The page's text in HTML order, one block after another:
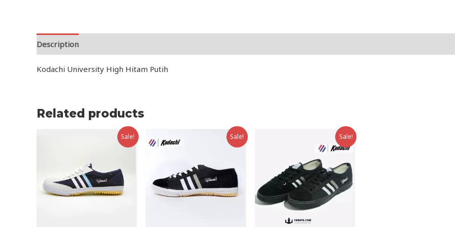
quantity
Description
Kodachi University High Hitam Putih
Related products
Sale! Sale! Sale!